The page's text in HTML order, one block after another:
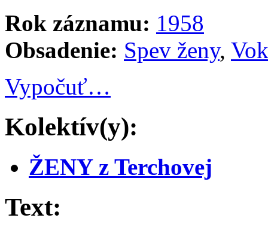
Rok záznamu: 1958
Obsadenie: Spev ženy,
Vypočuť…
Kolektív(y):
ŽENY z Terchovej
Text: